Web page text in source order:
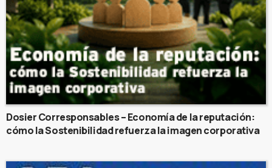
Dosier Corresponsables – Economía de la reputación:
cómo la Sostenibilidad refuerza la imagen corporativa